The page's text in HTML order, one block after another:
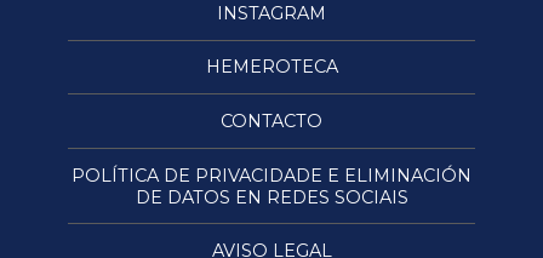
INSTAGRAM
HEMEROTECA
CONTACTO
POLÍTICA DE PRIVACIDADE E ELIMINACIÓN
DE DATOS EN REDES SOCIAIS
AVISO LEGAL